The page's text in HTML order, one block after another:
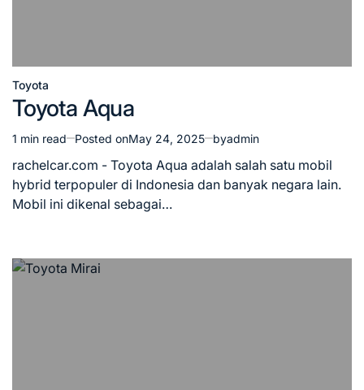
Posted
Toyota
Toyota Aqua
Estimated
read
time
1 min read Posted onMay 24, 2025 byadmin
rachelcar.com - Toyota Aqua adalah salah satu mobil
hybrid terpopuler di Indonesia dan banyak negara lain.
Mobil ini dikenal sebagai…